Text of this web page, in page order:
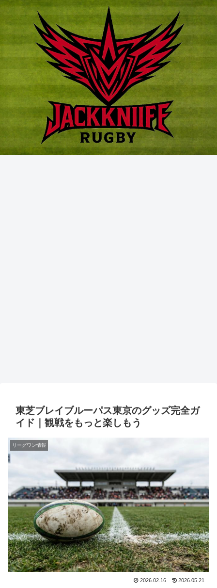
東芝ブレイブルーパス東京のグッズ完全ガ
イド｜観戦をもっと楽しもう
リーグワン情報
2026.02.16 2026.05.21